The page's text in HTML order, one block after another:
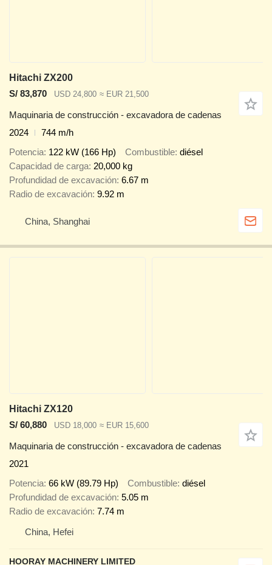
Hitachi ZX200
S/ 83,870
USD 24,800 ≈ EUR 21,500
Maquinaria de construcción - excavadora de cadenas
2024
744 m/h
Potencia 122 kW (166 Hp) Combustible diésel
Capacidad de carga 20,000 kg
Profundidad de excavación 6.67 m
Radio de excavación 9.92 m
China, Shanghai
Hitachi ZX120
S/ 60,880
USD 18,000 ≈ EUR 15,600
Maquinaria de construcción - excavadora de cadenas
2021
Potencia 66 kW (89.79 Hp) Combustible diésel
Profundidad de excavación 5.05 m
Radio de excavación 7.74 m
China, Hefei
HOORAY MACHINERY LIMITED